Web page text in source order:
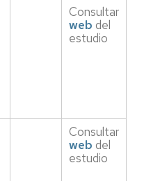
Consultar
web del
estudio
Consultar
web del
estudio